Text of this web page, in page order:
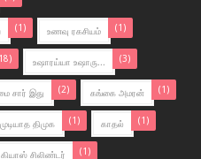
(1) உணவு ரகசியம் (1)
உஷாரய்யா உஷாரு... (3)
சார் இது (2) கங்கை அமரன் (1)
திமுக (1) காதல் (1)
கியாஸ் சிலிண்டர் (1)